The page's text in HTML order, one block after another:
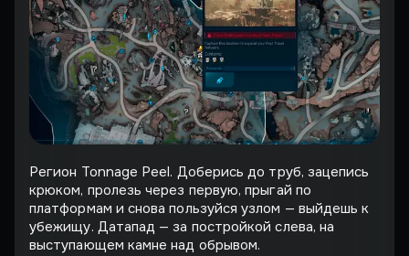
Регион Tonnage Peel. Доберись до труб, зацепись
крюком, пролезь через первую, прыгай по
платформам и снова пользуйся узлом — выйдешь к
убежищу. Датапад — за постройкой слева, на
выступающем камне над обрывом.